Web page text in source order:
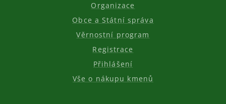
Organizace
Obce a Státní správa
Věrnostní program
Registrace
Přihlášení
Vše o nákupu kmenů